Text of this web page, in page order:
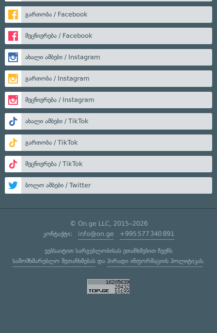
გართობა / Facebook
მეცნიერება / Facebook
ახალი ამბები / Instagram
გართობა / Instagram
მეცნიერება / Instagram
ახალი ამბები / TikTok
გართობა / TikTok
მეცნიერება / TikTok
ბოლო ამბები / Twitter
© On.ge LLC, 2015–2026
კონტაქტი: info@on.ge +995 577 340 891
ვებსაიტით სარგებლობისას ეთანხმებით ჩვენს
სამომხმარებლო შეთანხმებასდა პირადი ინფორმაციის პოლიტიკას.